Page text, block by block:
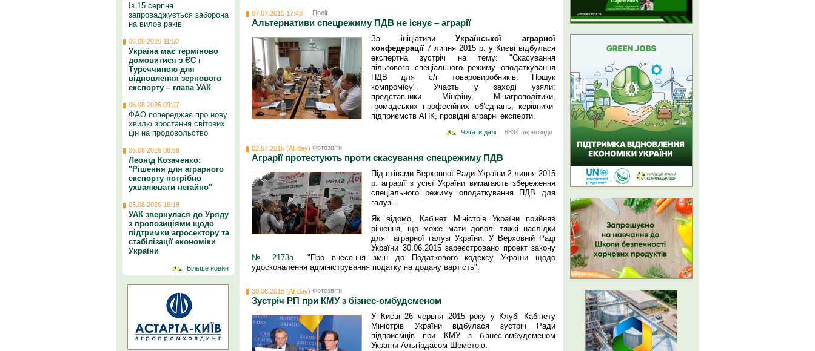
07.07.2015 17:48 Події
Альтернативи спецрежиму ПДВ не існує – аграрії
За ініціативиУкраїнської аграрної
конфедерації 7 липня 2015 р. у Києві відбулася
експертна зустріч на тему: "Скасування
пільгового спеціального режиму оподаткування
ПДВ для с/г товаровиробників. Пошук
компромісу". Участь у заході узяли:
представники Мінфіну, Мінагрополітики,
громадських професійних об’єднань, керівники
підприємств АПК, провідні аграрні експерти.
Читати далі 6834 перегляди
02.07.2015 (All day) Фотозвіти
Аграрії протестують проти скасування спецрежиму ПДВ
Під стінами Верховної Ради України 2 липня 2015
р. аграрії з усієї України вимагають збереження
спеціального режиму оподаткування ПДВ для
галузі.
Як відомо, Кабінет Міністрів України прийняв
рішення, що може мати доволі тяжкі наслідки
для аграрної галузі України. У Верховній Раді
України 30.06.2015 зареєстровано проект закону
№ 2173а"Про внесення змін до Податкового кодексу України щодо
удосконалення адміністрування податку на додану вартість".
30.06.2015 (All day) Фотозвіти
Зустріч РП при КМУ з бізнес-омбудсменом
У Києві 26 червня 2015 року у Клубі Кабінету
Міністрів України відбулася зустріч Ради
підприємців при КМУ з бізнес-омбудсменом
України Альгірдасом Шеметою.
Із 15 серпня
запроваджується заборона
на вилов раків
06.08.2026 11:50
Україна має терміново
домовитися з ЄС і
Туреччиною для
відновлення зернового
експорту – глава УАК
06.08.2026 09:27
ФАО попереджає про нову
хвилю зростання світових
цін на продовольство
06.08.2026 08:58
Леонід Козаченко:
"Рішення для аграрного
експорту потрібно
ухвалювати негайно"
05.08.2026 16:18
УАК звернулася до Уряду
з пропозиціями щодо
підтримки агросектору та
стабілізації економіки
України
Більше новин